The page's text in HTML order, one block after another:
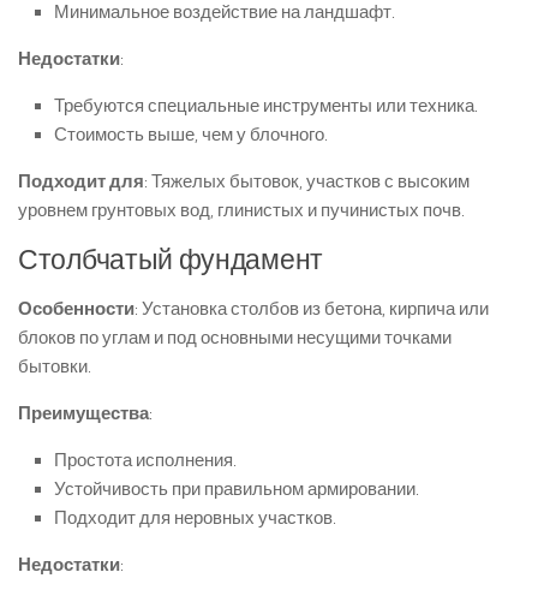
Минимальное воздействие на ландшафт.
Недостатки:
Требуются специальные инструменты или техника.
Стоимость выше, чем у блочного.
Подходит для: Тяжелых бытовок, участков с высоким
уровнем грунтовых вод, глинистых и пучинистых почв.
Столбчатый фундамент
Особенности: Установка столбов из бетона, кирпича или
блоков по углам и под основными несущими точками
бытовки.
Преимущества:
Простота исполнения.
Устойчивость при правильном армировании.
Подходит для неровных участков.
Недостатки: